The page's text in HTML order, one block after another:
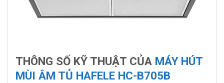
THÔNG SỐ KỸ THUẬT CỦA MÁY HÚT
MÙI ÂM TỦ HAFELE HC-B705B